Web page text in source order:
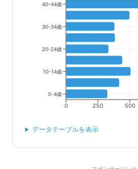
0 250 500
40-44歳
30-34歳
20-24歳
10-14歳
0-4歳
データテーブルを表示